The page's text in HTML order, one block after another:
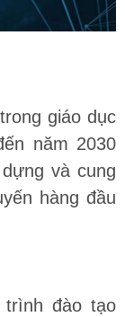
giáo dục
năm 2030
và cung
hàng đầu
đào tạo